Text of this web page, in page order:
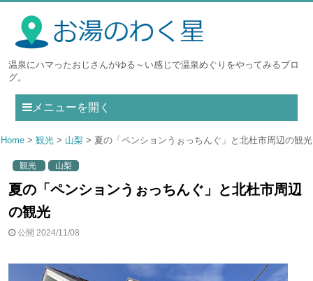
温泉にハマったおじさんがゆる～い感じで温泉めぐりをやってみるブロ
グ。
メニューを開く
Home 観光 山梨 夏の「ペンションうぉっちんぐ」と北杜市周辺の観光
観光 山梨
夏の「ペンションうぉっちんぐ」と北杜市周辺
の観光
公開 2024/11/08